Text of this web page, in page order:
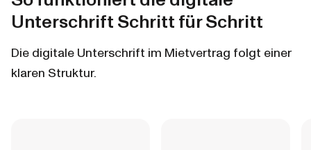
Unterschrift Schritt für Schritt
Die digitale Unterschrift im Mietvertrag folgt einer
klaren Struktur.